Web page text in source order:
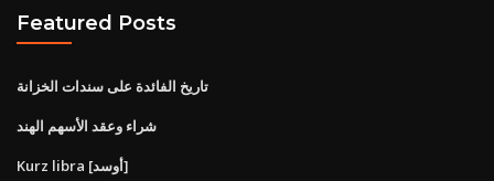
Featured Posts
تاريخ الفائدة على سندات الخزانة
شراء وعقد الأسهم الهند
Kurz libra [أوسد]